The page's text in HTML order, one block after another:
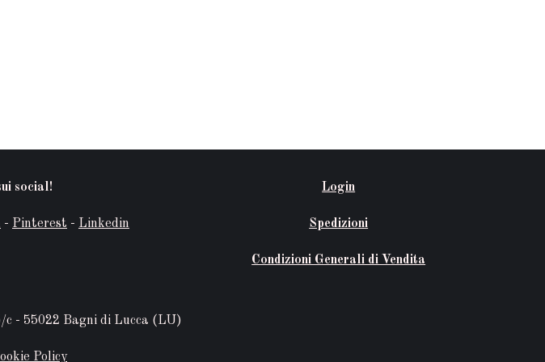
social!
- Pinterest - Linkedin
Login
Spedizioni
Condizioni Generali di Vendita
- 55022 Bagni di Lucca (LU)
Policy